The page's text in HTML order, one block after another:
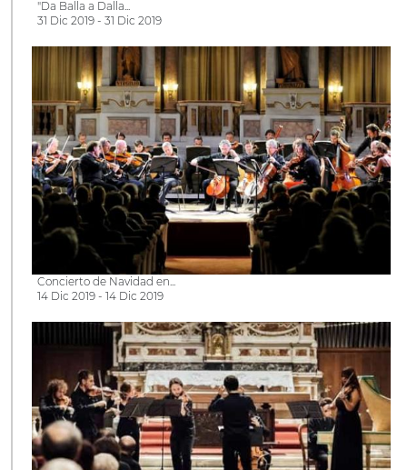
"Da Balla a Dalla...
31 Dic 2019 - 31 Dic 2019
Concierto de Navidad en...
14 Dic 2019 - 14 Dic 2019